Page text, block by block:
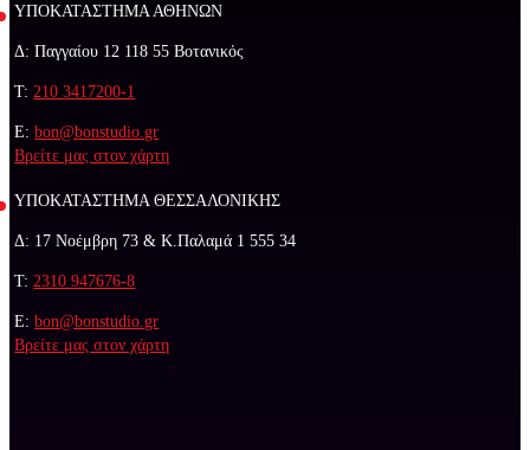
ΥΠΟΚΑΤΑΣΤΗΜΑ ΑΘΗΝΩΝ
Δ: Παγγαίου 12 118 55 Βοτανικός
Τ: 210 3417200-1
E:bon@bonstudio.gr
Βρείτε μας στον χάρτη
ΥΠΟΚΑΤΑΣΤΗΜΑ ΘΕΣΣΑΛΟΝΙΚΗΣ
Δ: 17 Νοέμβρη 73 & Κ.Παλαμά 1 555 34
Τ: 2310 947676-8
E:bon@bonstudio.gr
Βρείτε μας στον χάρτη